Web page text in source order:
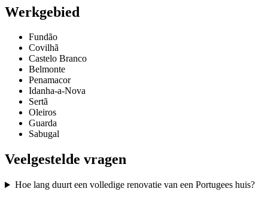
Werkgebied
Fundão
Covilhã
Castelo Branco
Belmonte
Penamacor
Idanha-a-Nova
Sertã
Oleiros
Guarda
Sabugal
Veelgestelde vragen
Hoe lang duurt een volledige renovatie van een Portugees huis?